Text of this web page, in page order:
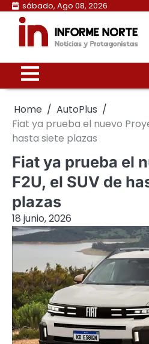
Skip
content
sábado, Ago 08, 2026
Home
AutoPlus
Fiat ya prueba el nuevo
hasta siete plazas
Fiat ya prueba el
F2U, el SUV de
plazas
18 junio, 2026